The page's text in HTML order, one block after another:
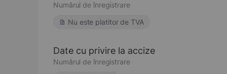
Numărul de înregistrare
Nu este platitor de TVA
Date cu privire la accize
Numărul de înregistrare